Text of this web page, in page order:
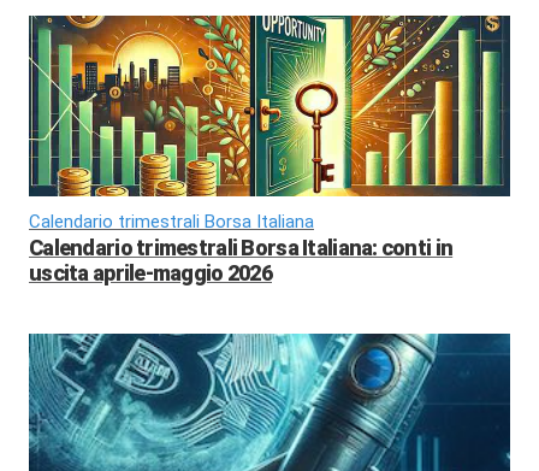
Calendario trimestrali Borsa Italiana
Calendario trimestrali Borsa Italiana: conti in
uscita aprile-maggio 2026